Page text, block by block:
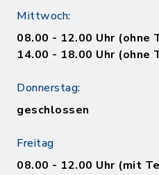
Mittwoch:
08.00 - 12.00 Uhr (ohne
14.00 - 18.00 Uhr (ohne
Donnerstag:
geschlossen
Freitag
08.00 - 12.00 Uhr (mit